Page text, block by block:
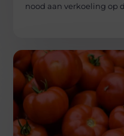
nood aan verkoeling op